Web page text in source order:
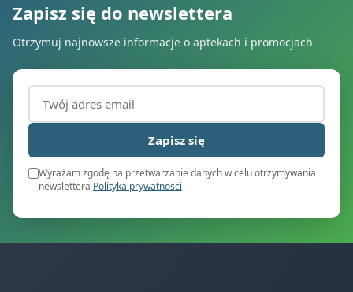
Zapisz się do newslettera
Otrzymuj najnowsze informacje o aptekach i promocjach
Adres email (wymagany)
Zapisz się
Wyrażam zgodę na przetwarzanie danych w celu otrzymywania
newslettera Polityka prywatności